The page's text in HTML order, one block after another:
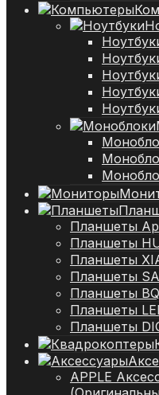
Планшеты
Планшеты
Планшеты
Планшеты
Планшеты BQ
Планшеты
Планшеты
APPLE